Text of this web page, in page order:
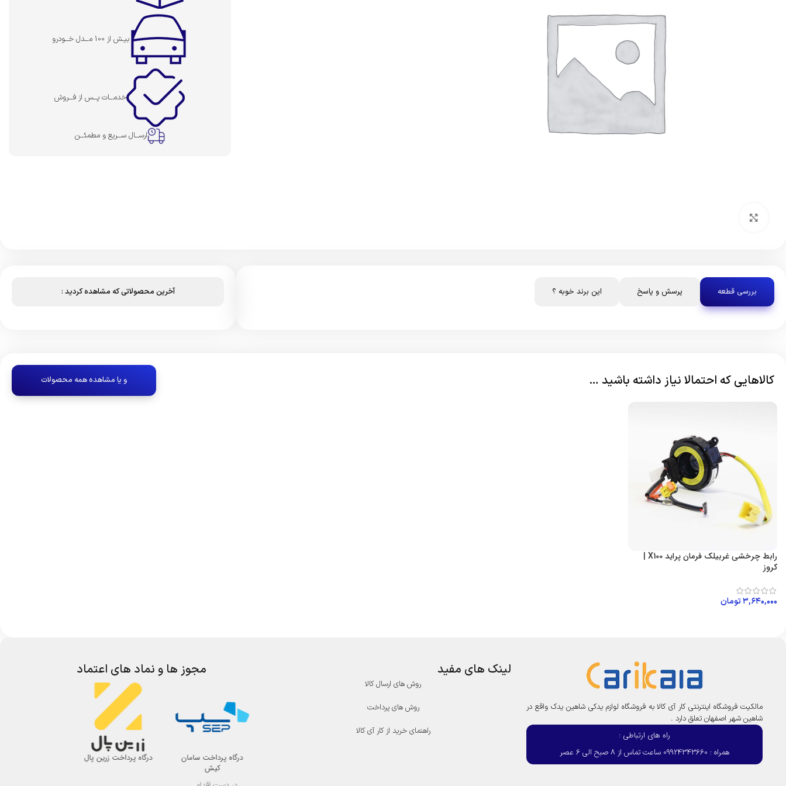
بیـش از 100 مــدل خــودرو
خدمــات پــس از فــروش
ارســال ســریع و مطمئــن
بررسی قطعه پرسش و پاسخ این برند خوبه ؟ آخرین محصولاتی که مشاهده کردید :
کالاهایی که احتمالا نیاز داشته باشید … و یا مشاهده همه محصولات
رابط چرخشی غربیلک فرمان پراید X100 |
کروز
۳,۶۴۰,۰۰۰تومان
مالکیت فروشگاه اینترنتی کار آی کالا به فروشگاه لوازم یدکی شاهین یدک واقع در
شاهین شهر اصفهان تعلق دارد .
راه های ارتباطی :
همراه : 09924343660 ساعت تماس از 8 صبح الی 6 عصر
لینک های مفید
روش های ارسال کالا
روش های پرداخت
راهنمای خرید از کار آی کالا
مجوز ها و نماد های اعتماد
درگاه پرداخت سامان
کیش
درگاه پرداخت زرین پال